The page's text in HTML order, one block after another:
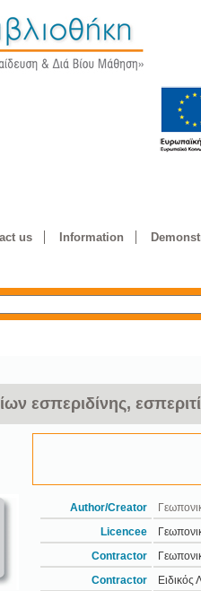
us Information
εσπεριδίνης,
Author/Creator
Licencee
Contractor
Contractor